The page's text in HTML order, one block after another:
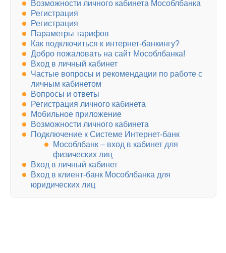
Возможности личного кабинета Мособлбанка
Регистрация
Регистрация
Параметры тарифов
Как подключиться к интернет-банкингу?
Добро пожаловать на сайт Мособлбанка!
Вход в личный кабинет
Частые вопросы и рекомендации по работе с
личным кабинетом
Вопросы и ответы
Регистрация личного кабинета
Мобильное приложение
Возможности личного кабинета
Подключение к Системе Интернет-банк
Мособлбанк – вход в кабинет для
физических лиц
Вход в личный кабинет
Вход в клиент-банк Мособлбанка для
юридических лиц